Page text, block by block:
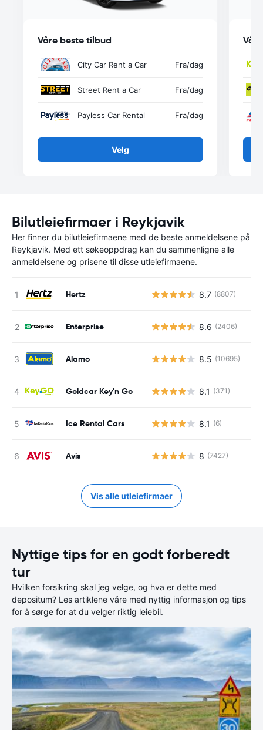
Våre beste tilbud
City Car Rent a Car Fra/dag
Street Rent a Car Fra/dag
Payless Car Rental Fra/dag
Velg
Bilutleiefirmaer i Reykjavik
Her finner du bilutleiefirmaene med de beste anmeldelsene på
Reykjavik. Med ett søkeoppdrag kan du sammenligne alle
anmeldelsene og prisene til disse utleiefirmaene.
Hertz 8.7 (8807)
Enterprise 8.6 (2406)
Alamo 8.5 (10695)
Goldcar Key'n Go 8.1 (371)
Ice Rental Cars 8.1 (6)
Avis 8 (7427)
Vis alle utleiefirmaer
Nyttige tips for en godt forberedt
tur
Hvilken forsikring skal jeg velge, og hva er dette med
depositum? Les artiklene våre med nyttig informasjon og tips
for å sørge for at du velger riktig leiebil.